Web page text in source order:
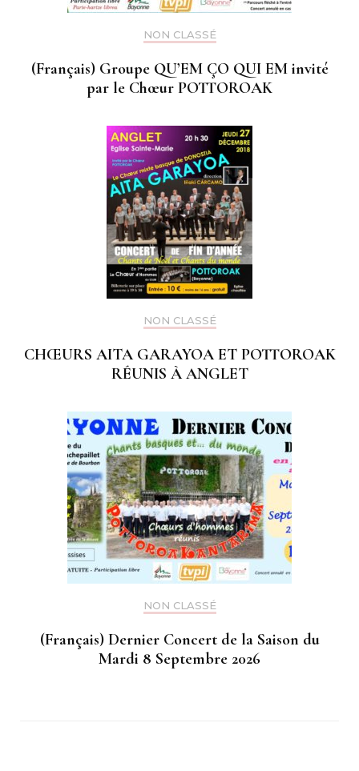
NON CLASSÉ
(Français) Groupe QU’EM ÇO QUI EM invité
par le Chœur POTTOROAK
NON CLASSÉ
CHŒURS AITA GARAYOA ET POTTOROAK
RÉUNIS À ANGLET
NON CLASSÉ
(Français) Dernier Concert de la Saison du
Mardi 8 Septembre 2026